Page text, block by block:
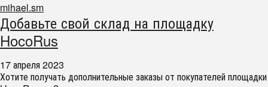
mihael.sm
Добавьте свой склад на площадку
HocoRus
17 апреля 2023
Хотите получать дополнительные заказы от покупателей площадки